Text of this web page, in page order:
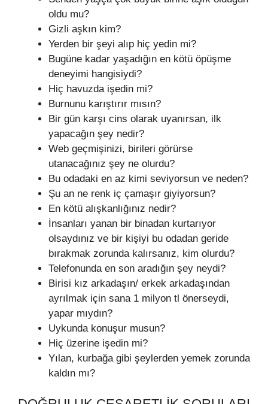
oldu mu?
Gizli aşkın kim?
Yerden bir şeyi alıp hiç yedin mi?
Bugüne kadar yaşadığın en kötü öpüşme
deneyimi hangisiydi?
Hiç havuzda işedin mi?
Burnunu karıştırır mısın?
Bir gün karşı cins olarak uyanırsan, ilk
yapacağın şey nedir?
Web geçmişinizi, birileri görürse
utanacağınız şey ne olurdu?
Bu odadaki en az kimi seviyorsun ve neden?
Şu an ne renk iç çamaşır giyiyorsun?
En kötü alışkanlığınız nedir?
İnsanları yanan bir binadan kurtarıyor
olsaydınız ve bir kişiyi bu odadan geride
bırakmak zorunda kalırsanız, kim olurdu?
Telefonunda en son aradığın şey neydi?
Birisi kız arkadaşın/ erkek arkadaşından
ayrılmak için sana 1 milyon tl önerseydi,
yapar mıydın?
Uykunda konuşur musun?
Hiç üzerine işedin mi?
Yılan, kurbağa gibi şeylerden yemek zorunda
kaldın mı?